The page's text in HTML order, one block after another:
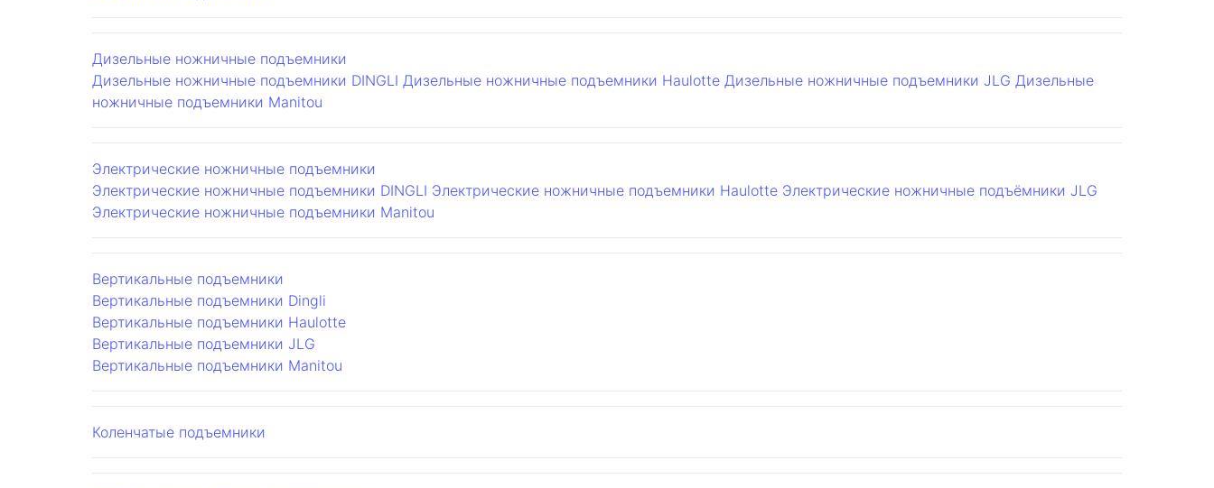
Дизельные ножничные подъемники
Дизельные ножничные подъемники DINGLI Дизельные ножничные подъемники Haulotte Дизельные ножничные подъемники JLG Дизельные
ножничные подъемники Manitou
Электрические ножничные подъемники
Электрические ножничные подъемники DINGLI Электрические ножничные подъемники Haulotte Электрические ножничные подъёмники JLG
Электрические ножничные подъемники Manitou
Вертикальные подъемники
Вертикальные подъемники Dingli
Вертикальные подъемники Haulotte
Вертикальные подъемники JLG
Вертикальные подъемники Manitou
Коленчатые подъемники